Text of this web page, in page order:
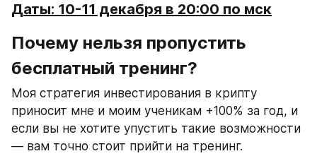
Даты: 10-11 декабря в 20:00 по мск
Почему нельзя пропустить
бесплатный тренинг?
Моя стратегия инвестирования в крипту
приносит мне и моим ученикам +100% за год, и
если вы не хотите упустить такие возможности
— вам точно стоит прийти на тренинг.